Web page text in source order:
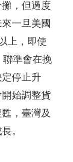
，但過度
一旦美國
上，即使
聯準會在挽
停止升
始調整貨
，臺灣及
。